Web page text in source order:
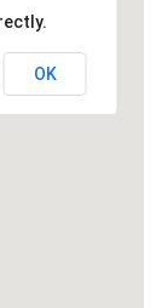
OK